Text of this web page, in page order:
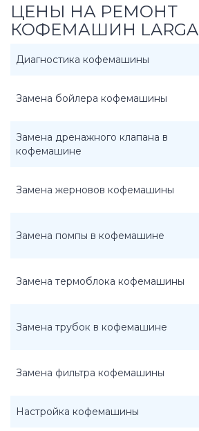
ЦЕНЫ НА РЕМОНТ
КОФЕМАШИН LARGA
Диагностика кофемашины
Замена бойлера кофемашины
Замена дренажного клапана в
кофемашине
Замена жерновов кофемашины
Замена помпы в кофемашине
Замена термоблока кофемашины
Замена трубок в кофемашине
Замена фильтра кофемашины
Настройка кофемашины